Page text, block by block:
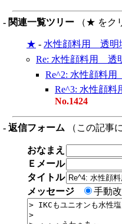
- 関連一覧ツリー （★ をク
★ - 水性顔料用 透明
Re: 水性顔料用 透
Re^2: 水性顔料
Re^3: 水性顔
No.1424
- 返信フォーム （この記事
おなまえ
Ｅメール
タイトル
メッセージ
手動